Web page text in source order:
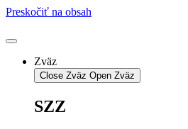
Preskočiť na obsah
Zväz
Close Zväz Open Zväz
SZZ